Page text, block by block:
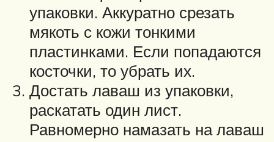
упаковки. Аккуратно срезать
мякоть с кожи тонкими
пластинками. Если попадаются
косточки, то убрать их.
Достать лаваш из упаковки,
раскатать один лист.
Равномерно намазать на лаваш